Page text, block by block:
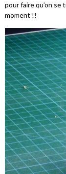
pour faire qu’on se
moment !!